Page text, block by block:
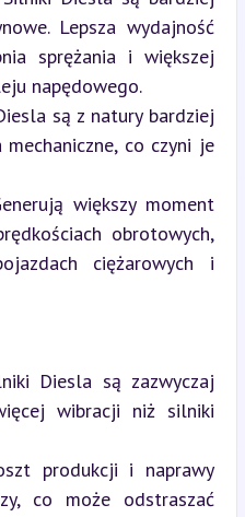
Lepsza wydajność
sprężania i większej
napędowego.
są z natury bardziej
co czyni je
większy moment
obrotowych,
ciężarowych i
Diesla są zazwyczaj
wibracji niż silniki
produkcji i naprawy
co może odstraszać